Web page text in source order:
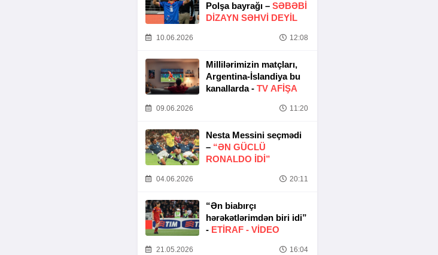
Polşa bayrağı – SƏBƏBI
DIZAYN SƏHVI DEYIL
10.06.2026 12:08
Millilərimizin matçları,
Argentina-İslandiya bu
kanallarda - TV AFİŞA
09.06.2026 11:20
Nesta Messini seçmədi
– “ƏN GÜCLÜ
RONALDO IDI”
04.06.2026 20:11
“Ən biabırçı
hərəkətlərimdən biri idi”
- ETIRAF - VİDEO
21.05.2026 16:04